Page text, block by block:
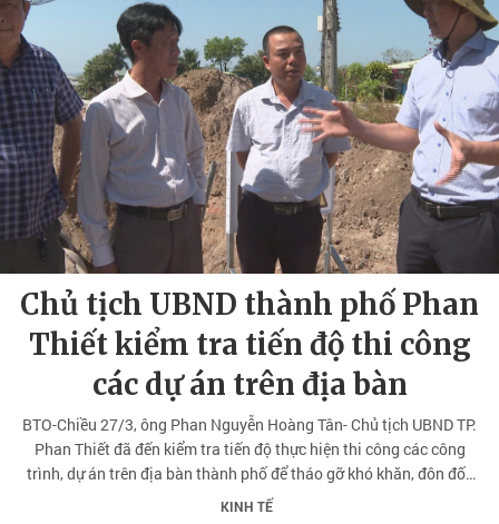
Chủ tịch UBND thành phố Phan
Thiết kiểm tra tiến độ thi công
các dự án trên địa bàn
BTO-Chiều 27/3, ông Phan Nguyễn Hoàng Tân- Chủ tịch UBND TP.
Phan Thiết đã đến kiểm tra tiến độ thực hiện thi công các công
trình, dự án trên địa bàn thành phố để tháo gỡ khó khăn, đôn đốc
đẩy nhanh tiến độ thực hiện các dự án, đảm bảo hoàn thành đúng
KINH TẾ